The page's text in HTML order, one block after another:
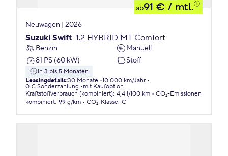
ab91 € / mtl.
Neuwagen | 2026
Suzuki Swift 1.2 HYBRID MT Comfort
Benzin
Manuell
81 PS (60 kW)
Stoff
in 3 bis 5 Monaten
Leasingdetails:30 Monate 10.000 km/Jahr
0 € Sonderzahlung
mit Kaufoption
Kraftstoffverbrauch (kombiniert): 4,4 l/100 km
CO₂-Emissionen
kombiniert: 99 g/km CO₂-Klasse: C